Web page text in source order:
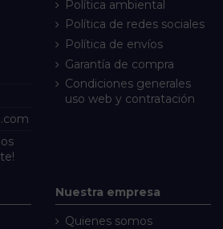
Política ambiental
Política de redes sociales
Política de envíos
Garantía de compra
Condiciones generales
uso web y contratación
Nuestra empresa
Quienes somos